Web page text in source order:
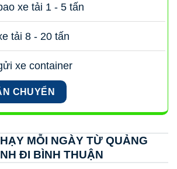
xe tải 1 - 5 tấn
tải 8 - 20 tấn
xe container
CHUYỂN
MỖI NGÀY TỪ QUẢNG
ĐI BÌNH THUẬN